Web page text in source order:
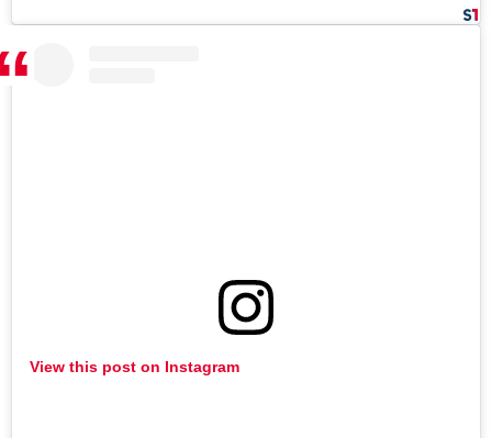
View this post on Instagram